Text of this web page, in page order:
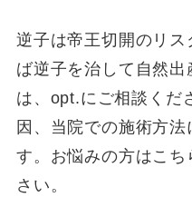
逆子は帝王切開のリ
ば逆子を治して自然
は、opt.にご相談くだ
因、当院での施術方
す。お悩みの方はこ
さい。